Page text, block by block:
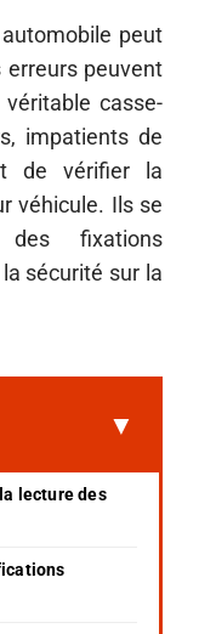
peut
peuvent
casse-
impatients de
de vérifier la
véhicule. Ils se
fixations
sécurité sur la
lecture des